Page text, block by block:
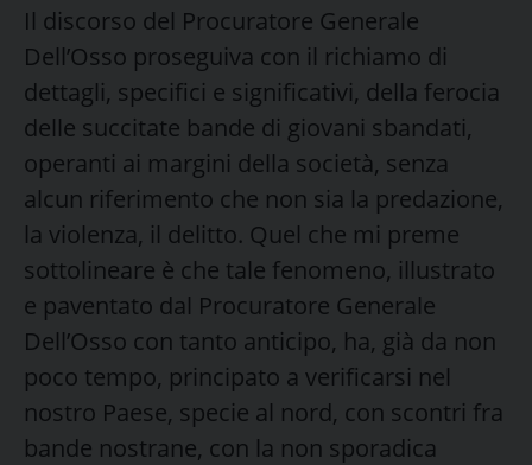
Il discorso del Procuratore Generale
Dell’Osso proseguiva con il richiamo di
dettagli, specifici e significativi, della ferocia
delle succitate bande di giovani sbandati,
operanti ai margini della società, senza
alcun riferimento che non sia la predazione,
la violenza, il delitto. Quel che mi preme
sottolineare è che tale fenomeno, illustrato
e paventato dal Procuratore Generale
Dell’Osso con tanto anticipo, ha, già da non
poco tempo, principato a verificarsi nel
nostro Paese, specie al nord, con scontri fra
bande nostrane, con la non sporadica